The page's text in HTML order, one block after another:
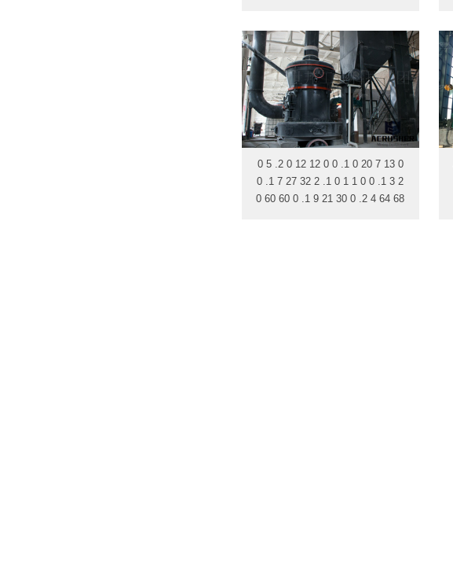
ونسئل الله العلي القدير ان يرحمة
بواسع رحمته ويسكنه فسيح جناته 4
احمد حموري 08-04-2011 | 02 ...
أبناء السيد مسند القبيلات 137 م
عمرحمعه 08-04-2011 ...
0 13 7 20 0 1. 0 0 12 12 0 2. 5 0
2 3 1. 0 0 1 1 0 1. 2 32 27 7 1. 0
68 64 4 2. 0 30 21 9 1. 0 60 60 0